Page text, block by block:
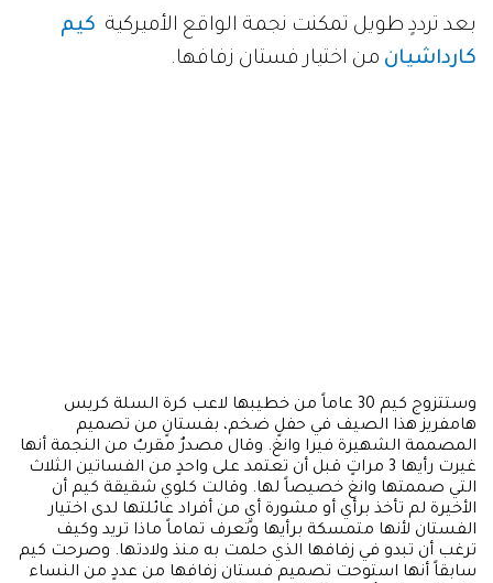
بعد ترددٍ طويل تمكنت نجمة الواقع الأميركية كيم
كارداشيان من اختيار فستان زفافها.
وستتزوج كيم 30 عاماً من خطيبها لاعب كرة السلة كريس
هامفريز هذا الصيف في حفلٍ ضخم، بفستانٍ من تصميم
المصممة الشهيرة فيرا وانغ. وقال مصدرٌ مقربٌ من النجمة أنها
غيرت رأيها 3 مراتٍ قبل أن تعتمد على واحدٍ من الفساتين الثلاث
التي صممتها وانغ خصيصاً لها. وقالت كلوي شقيقة كيم أن
الأخيرة لم تأخذ برأي أو مشورة أيٍ من أفراد عائلتها لدى اختيار
الفستان لأنها متمسكة برأيها وتعرف تماماً ماذا تريد وكيف
ترغب أن تبدو في زفافها الذي حلمت به منذ ولادتها. وصرحت كيم
سابقاً أنها استوحت تصميم فستان زفافها من عددٍ من النساء